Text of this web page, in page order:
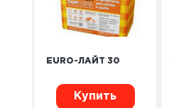
EURO-ЛАЙТ 30
Купить